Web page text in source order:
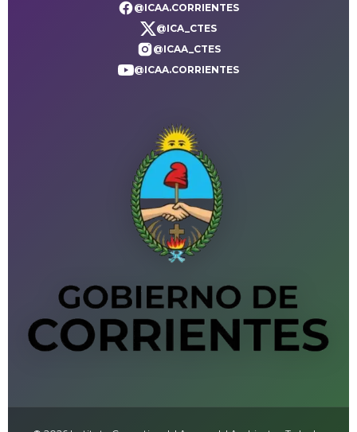
@ICAA.CORRIENTES
@ICA_CTES
@ICAA_CTES
@ICAA.CORRIENTES